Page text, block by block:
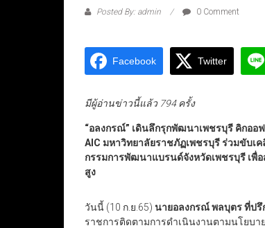
Posted By: admin 0 Comment
Facebook Twitter
มีผู้อ่านข่าวนี้แล้ว 794 ครั้ง
“อลงกรณ์” เดินลึกรุกพัฒนาเพชรบุรี คิกอ
AIC มหาวิทยาลัยราชภัฏเพชรบุรี ร่วมขับเ
กรรมการพัฒนาแบรนด์จังหวัดเพชรบุรี เพื่
สูง
วันนี้ (10 ก.ย.65) นายอลงกรณ์ พลบุตร ที่ปรึ
ราชการติดตามการดำเนินงานตามนโยบ